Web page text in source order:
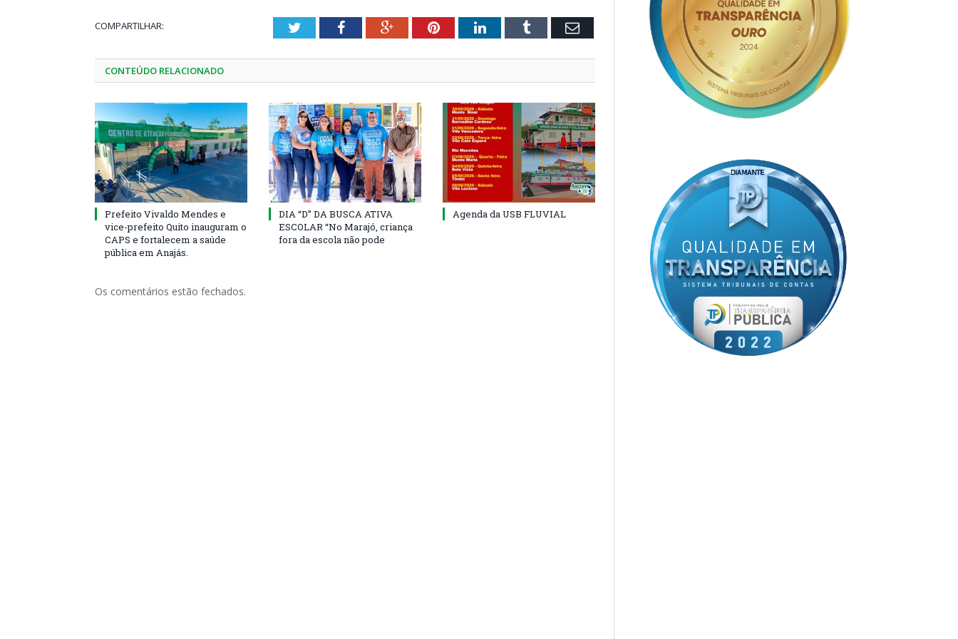
COMPARTILHAR: TwitterFacebookGoogle+PinterestLinkedInTumblr Email
CONTEÚDO RELACIONADO
Prefeito Vivaldo Mendes e
vice-prefeito Quito inauguram o
CAPS e fortalecem a saúde
pública em Anajás.
DIA “D” DA BUSCA ATIVA
ESCOLAR “No Marajó, criança
fora da escola não pode
Agenda da USB FLUVIAL
Os comentários estão fechados.